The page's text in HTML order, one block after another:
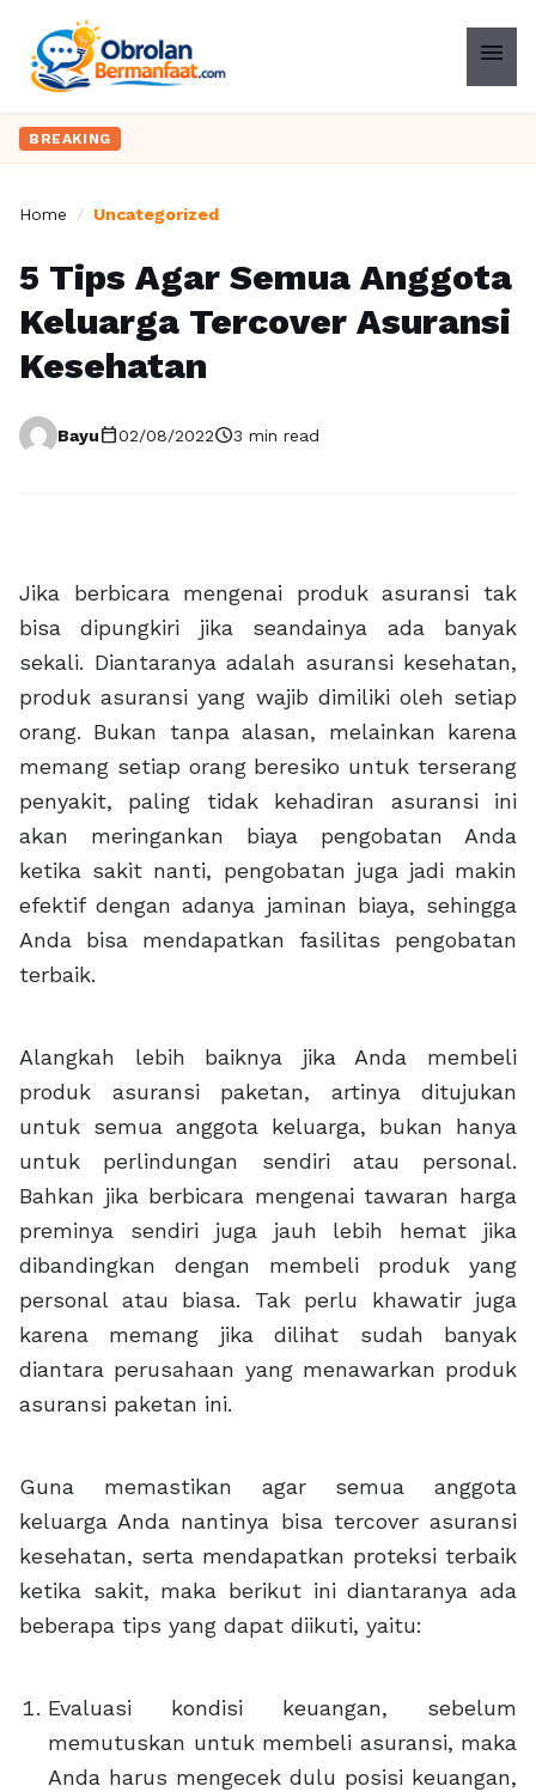
menu
BREAKING
Home / Uncategorized
5 Tips Agar Semua Anggota
Keluarga Tercover Asuransi
Kesehatan
Bayucalendar_today02/08/2022schedule3 min read
Jika berbicara mengenai produk asuransi tak
bisa dipungkiri jika seandainya ada banyak
sekali. Diantaranya adalah asuransi kesehatan,
produk asuransi yang wajib dimiliki oleh setiap
orang. Bukan tanpa alasan, melainkan karena
memang setiap orang beresiko untuk terserang
penyakit, paling tidak kehadiran asuransi ini
akan meringankan biaya pengobatan Anda
ketika sakit nanti, pengobatan juga jadi makin
efektif dengan adanya jaminan biaya, sehingga
Anda bisa mendapatkan fasilitas pengobatan
terbaik.
Alangkah lebih baiknya jika Anda membeli
produk asuransi paketan, artinya ditujukan
untuk semua anggota keluarga, bukan hanya
untuk perlindungan sendiri atau personal.
Bahkan jika berbicara mengenai tawaran harga
preminya sendiri juga jauh lebih hemat jika
dibandingkan dengan membeli produk yang
personal atau biasa. Tak perlu khawatir juga
karena memang jika dilihat sudah banyak
diantara perusahaan yang menawarkan produk
asuransi paketan ini.
Guna memastikan agar semua anggota
keluarga Anda nantinya bisa tercover asuransi
kesehatan, serta mendapatkan proteksi terbaik
ketika sakit, maka berikut ini diantaranya ada
beberapa tips yang dapat diikuti, yaitu:
Evaluasi kondisi keuangan, sebelum
memutuskan untuk membeli asuransi, maka
Anda harus mengecek dulu posisi keuangan,